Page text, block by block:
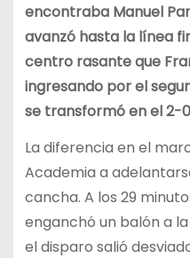
encontraba Manuel
avanzó hasta la línea
centro rasante que
ingresando por el
se transformó en el 2-0
La diferencia en el
Academia a
cancha. A los 29
enganchó un balón a
el disparo salió